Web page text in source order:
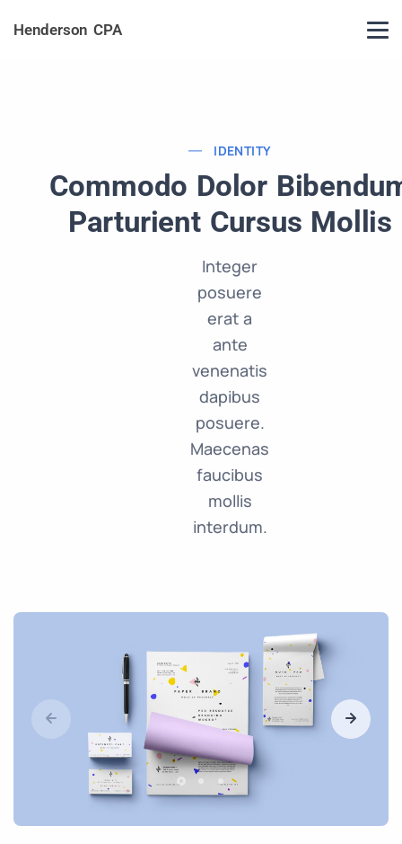
Henderson CPA
IDENTITY
Commodo Dolor
Parturient Cursus Mollis
Integer
posuere
erat a
ante
venenatis
dapibus
posuere.
Maecenas
faucibus
mollis
interdum.